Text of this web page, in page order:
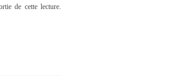
de cette lecture.